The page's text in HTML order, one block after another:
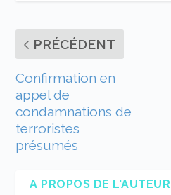
PRÉCÉDENT
Confirmation en
appel de
condamnations de
terroristes
présumés
A PROPOS DE L'AUTEUR